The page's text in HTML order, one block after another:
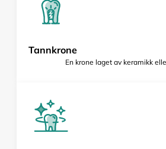
Tannkrone
En krone laget av keramikk